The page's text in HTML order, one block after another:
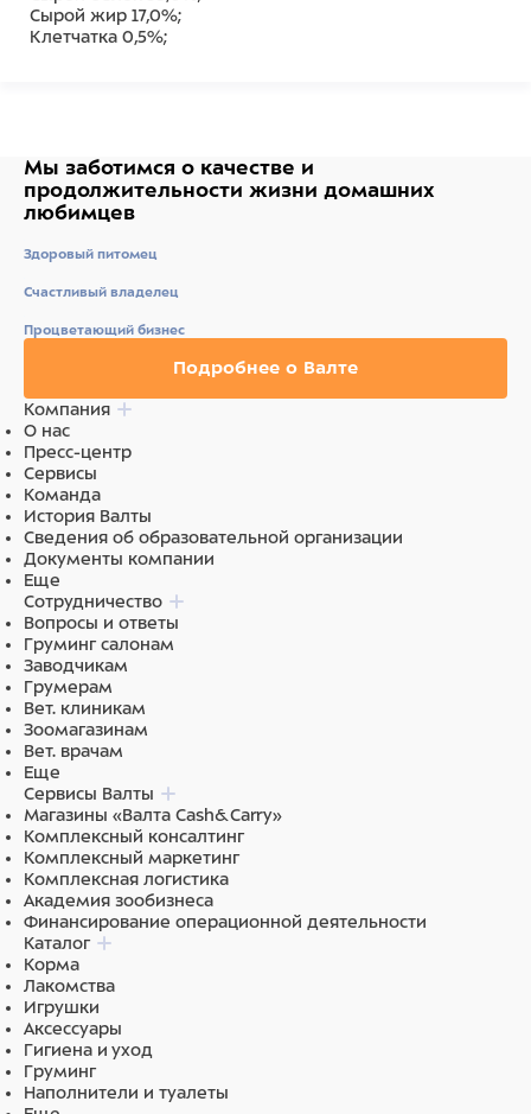
Сырой жир 17,0%;
Клетчатка 0,5%;
Состав: ягненок, утка, глицерин, крахмал, сорбитол,
растительный белок, пшеничная мука, соль,
чесночный порошок, содержит разрешенные ЕС
Мы заботимся о качестве и
продолжительности жизни домашних
любимцев
Здоровый питомец
Счастливый владелец
Процветающий бизнес
Подробнее о Валте
Компания
О нас
Пресс-центр
Сервисы
Команда
История Валты
Сведения об образовательной организации
Документы компании
Еще
Сотрудничество
Вопросы и ответы
Груминг салонам
Заводчикам
Грумерам
Вет. клиникам
Зоомагазинам
Вет. врачам
Еще
Сервисы Валты
Магазины «Валта Cash&Carry»
Комплексный консалтинг
Комплексный маркетинг
Комплексная логистика
Академия зообизнеса
Финансирование операционной деятельности
Каталог
Корма
Лакомства
Игрушки
Аксессуары
Гигиена и уход
Груминг
Наполнители и туалеты